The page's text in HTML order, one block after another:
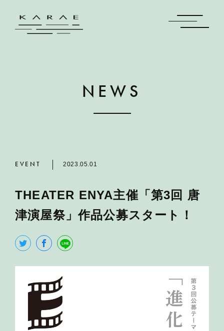
NEWS
EVENT 2023.05.01
THEATER ENYA主催「第3回 唐
津演屋祭」作品公募スタート！